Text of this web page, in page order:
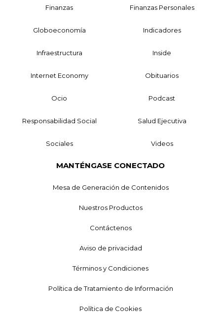
Finanzas Finanzas Personales
Globoeconomía Indicadores
Infraestructura Inside
Internet Economy Obituarios
Ocio Podcast
Responsabilidad Social Salud Ejecutiva
Sociales Videos
MANTÉNGASE CONECTADO
Mesa de Generación de Contenidos
Nuestros Productos
Contáctenos
Aviso de privacidad
Términos y Condiciones
Política de Tratamiento de Información
Política de Cookies